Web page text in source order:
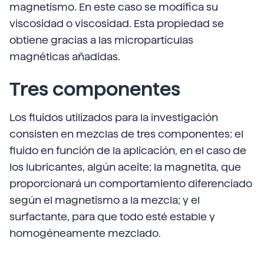
magnetismo. En este caso se modifica su
viscosidad o viscosidad. Esta propiedad se
obtiene gracias a las micropartículas
magnéticas añadidas.
Tres componentes
Los fluidos utilizados para la investigación
consisten en mezclas de tres componentes: el
fluido en función de la aplicación, en el caso de
los lubricantes, algún aceite; la magnetita, que
proporcionará un comportamiento diferenciado
según el magnetismo a la mezcla; y el
surfactante, para que todo esté estable y
homogéneamente mezclado.